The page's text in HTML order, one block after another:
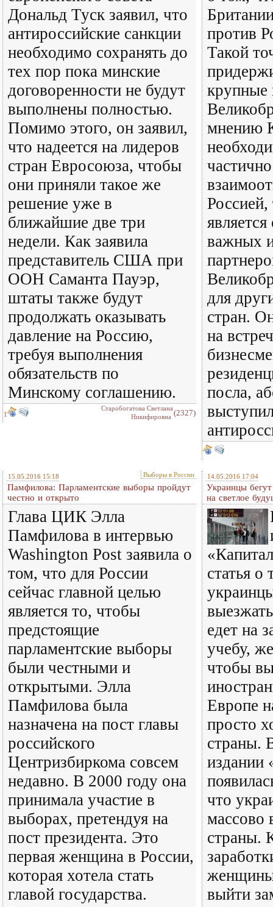
Дональд Туск заявил, что
антироссийские санкции
необходимо сохранять до
тех пор пока минские
договоренности не будут
выполнены полностью.
Помимо этого, он заявил,
что надеется на лидеров
стран Евросоюза, чтобы
они приняли такое же
решение уже в
ближайшие две три
недели. Как заявила
представитель США при
ООН Саманта Пауэр,
штаты также будут
продолжать оказывать
давление на Россию,
требуя выполнения
обязательств по
Минскому соглашению.
1
Старобогатова Светлана
Никифировна (2327)
против
Такой
крупные
мнению
Россией,
важных
для
стран.
на
посла,
15.05.2016 15:18 Выборы в России
Памфилова: Парламентские выборы пройдут
честно и открыто
Глава ЦИК Элла
Памфилова в интервью
Washington Post заявила о
том, что для России
сейчас главной целью
является то, чтобы
предстоящие
парламентские выборы
были честными и
открытыми. Элла
Памфилова была
назначена на пост главы
российского
Центризбиркома совсем
недавно. В 2000 году она
принимала участие в
выборах, претендуя на
пост президента. Это
первая женщина в России,
которая хотела стать
главой государства.
14.05.2016 17:04
Украинцы
на светлое
статья о
едет на
учебу,
чтобы
Европе
просто
страны.
издании
что
массово
страны.
женщины
выйти